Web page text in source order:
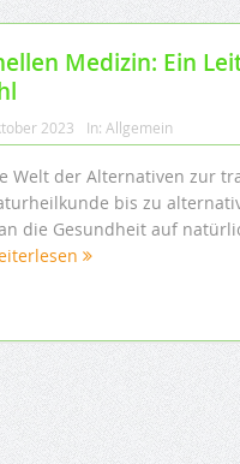
Medizin: Ein
2023 In: Allgemein
Welt der Alternativen zur
bis zu
die Gesundheit auf